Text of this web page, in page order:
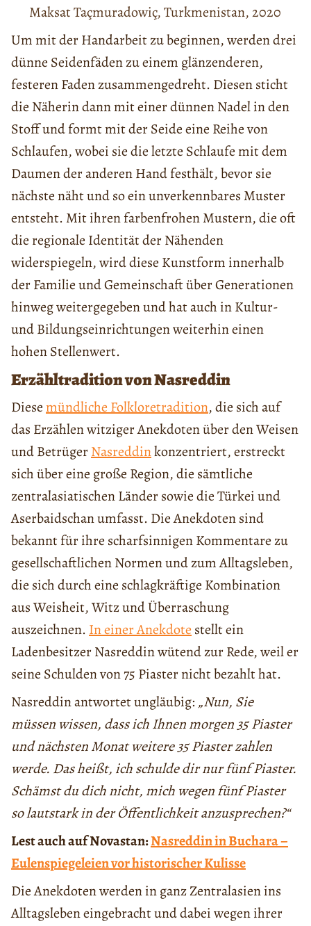
Maksat Taçmuradowiç, Turkmenistan, 2020
Um mit der Handarbeit zu beginnen, werden drei
dünne Seidenfäden zu einem glänzenderen,
festeren Faden zusammengedreht. Diesen sticht
die Näherin dann mit einer dünnen Nadel in den
Stoff und formt mit der Seide eine Reihe von
Schlaufen, wobei sie die letzte Schlaufe mit dem
Daumen der anderen Hand festhält, bevor sie
nächste näht und so ein unverkennbares Muster
entsteht. Mit ihren farbenfrohen Mustern, die oft
die regionale Identität der Nähenden
widerspiegeln, wird diese Kunstform innerhalb
der Familie und Gemeinschaft über Generationen
hinweg weitergegeben und hat auch in Kultur-
und Bildungseinrichtungen weiterhin einen
hohen Stellenwert.
Erzähltradition von Nasreddin
Diesemündliche Folkloretradition, die sich auf
das Erzählen witziger Anekdoten über den Weisen
und BetrügerNasreddinkonzentriert, erstreckt
sich über eine große Region, die sämtliche
zentralasiatischen Länder sowie die Türkei und
Aserbaidschan umfasst. Die Anekdoten sind
bekannt für ihre scharfsinnigen Kommentare zu
gesellschaftlichen Normen und zum Alltagsleben,
die sich durch eine schlagkräftige Kombination
aus Weisheit, Witz und Überraschung
auszeichnen. In einer Anekdote stellt ein
Ladenbesitzer Nasreddin wütend zur Rede, weil er
seine Schulden von 75 Piaster nicht bezahlt hat.
Nasreddin antwortet ungläubig: „Nun, Sie
müssen wissen, dass ich Ihnen morgen 35 Piaster
und nächsten Monat weitere 35 Piaster zahlen
werde. Das heißt, ich schulde dir nur fünf Piaster.
Schämst du dich nicht, mich wegen fünf Piaster
so lautstark in der Öffentlichkeit anzusprechen?“
Lest auch auf Novastan:Nasreddin in Buchara –
Eulenspiegeleien vor historischer Kulisse
Die Anekdoten werden in ganz Zentralasien ins
Alltagsleben eingebracht und dabei wegen ihrer